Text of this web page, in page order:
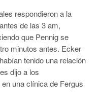
respondieron a la
de las 3 am,
que Pennig se
minutos antes. Ecker
tenido una relación
dijo a los
una clínica de Fergus